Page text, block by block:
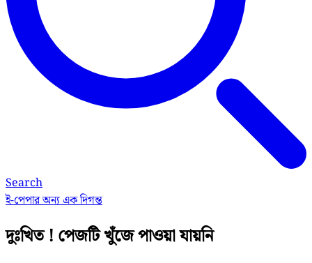
Search
ই-পেপারঅন্য এক দিগন্ত
দুঃখিত ! পেজটি খুঁজে পাওয়া যায়নি